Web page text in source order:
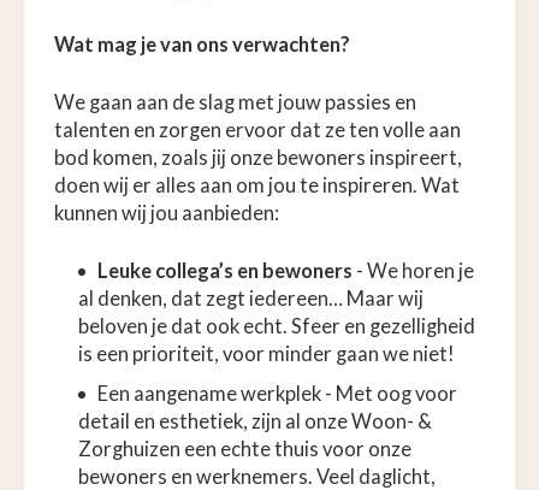
Wat mag je van ons verwachten?
We gaan aan de slag met jouw passies en
talenten en zorgen ervoor dat ze ten volle aan
bod komen, zoals jij onze bewoners inspireert,
doen wij er alles aan om jou te inspireren. Wat
kunnen wij jou aanbieden:
Leuke collega’s en bewoners - We horen je
al denken, dat zegt iedereen… Maar wij
beloven je dat ook echt. Sfeer en gezelligheid
is een prioriteit, voor minder gaan we niet!
Een aangename werkplek - Met oog voor
detail en esthetiek, zijn al onze Woon- &
Zorghuizen een echte thuis voor onze
bewoners en werknemers. Veel daglicht,